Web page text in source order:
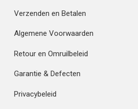
Verzenden en Betalen
Algemene Voorwaarden
Retour en Omruilbeleid
Garantie & Defecten
Privacybeleid